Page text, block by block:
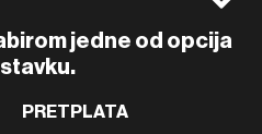
jedne od opcija
PRETPLATA
Instagram
Twitter
Tiktok